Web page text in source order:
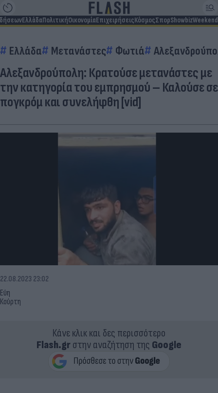
ΕλλάδαΠολιτικήΟικονομίαΕπιχειρήσειςΚόσμοςΣπορShowbizWeekend
Ελλάδα Μετανάστες Φωτιά
Αλεξανδρούπολη: Κρατούσε μετανάστες με
την κατηγορία του εμπρησμού – Καλούσε σε
πογκρόμ και συνελήφθη [vid]
Εύη
Κούρτη
22.08.2023 23:02
Κάνε κλικ και δες περισσότερο
Flash.grστην αναζήτηση της Google